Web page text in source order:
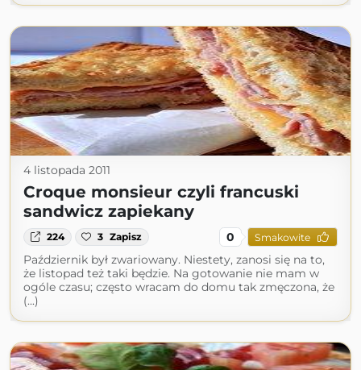
4 listopada 2011
Croque monsieur czyli francuski
sandwicz zapiekany
224 3 Zapisz 0 Smakowite
Październik był zwariowany. Niestety, zanosi się na to,
że listopad też taki będzie. Na gotowanie nie mam w
ogóle czasu; często wracam do domu tak zmęczona, że
(...)